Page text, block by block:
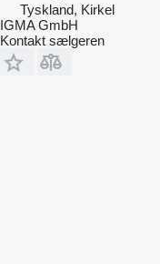
Tyskland, Kirkel
IGMA GmbH
Kontakt sælgeren